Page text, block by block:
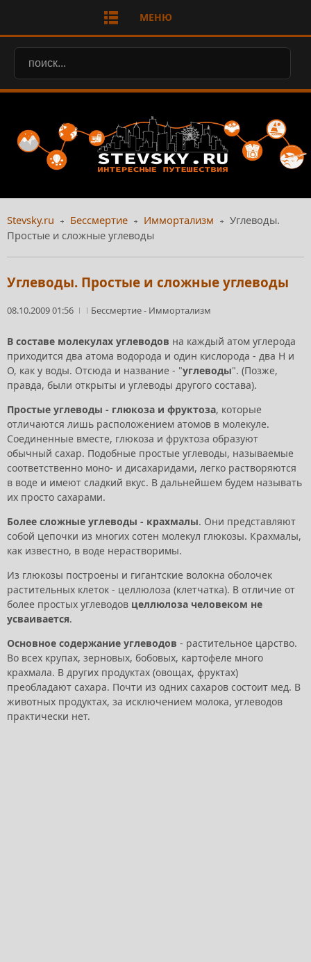
МЕНЮ
Stevsky.ru Бессмертие Иммортализм
Углеводы.
Простые и сложные углеводы
Углеводы. Простые и сложные углеводы
08.10.2009 01:56 Бессмертие- Иммортализм
В составе молекулах углеводов на каждый атом углерода
приходится два атома водорода и один кислорода - два Н и
О, как у воды. Отсюда и название - "углеводы". (Позже,
правда, были открыты и углеводы другого состава).
Простые углеводы - глюкоза и фруктоза, которые
отличаются лишь расположением атомов в молекуле.
Соединенные вместе, глюкоза и фруктоза образуют
обычный сахар. Подобные простые углеводы, называемые
соответственно моно- и дисахаридами, легко растворяются
в воде и имеют сладкий вкус. В дальнейшем будем называть
их просто сахарами.
Более сложные углеводы - крахмалы. Они представляют
собой цепочки из многих сотен молекул глюкозы. Крахмалы,
как известно, в воде нерастворимы.
Из глюкозы построены и гигантские волокна оболочек
растительных клеток - целлюлоза (клетчатка). В отличие от
более простых углеводов целлюлоза человеком не
усваивается.
Основное содержание углеводов - растительное царство.
Во всех крупах, зерновых, бобовых, картофеле много
крахмала. В других продуктах (овощах, фруктах)
преобладают сахара. Почти из одних сахаров состоит мед. В
животных продуктах, за исключением молока, углеводов
практически нет.